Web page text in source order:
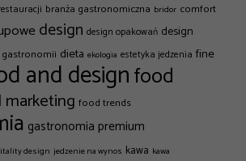
branża gastronomiczna bridor comfort
design design opakowań design
gastronomii dieta ekologia estetyka jedzenia fine
and designfood
food trends
gastronomia premium
design jedzenie na wynos kawa kawa